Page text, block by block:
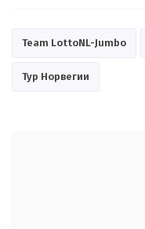
Team LottoNL-Jumbo
Тур Норвегии